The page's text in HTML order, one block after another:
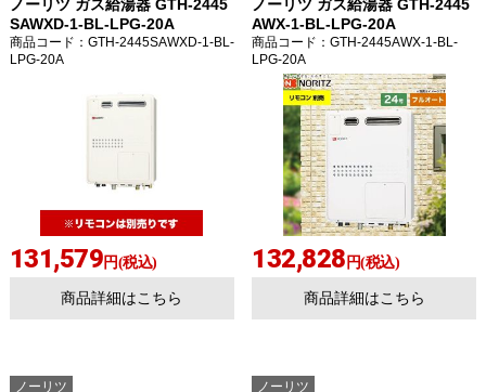
ノーリツ ガス給湯器 GTH-2445
SAWXD-1-BL-LPG-20A
商品コード ：GTH-2445SAWXD-1-BL-
LPG-20A
131,579円(税込)
商品詳細はこちら
ノーリツ ガス給湯器 GTH-2445
AWX-1-BL-LPG-20A
商品コード ：GTH-2445AWX-1-BL-
LPG-20A
132,828 円(税込)
商品詳細はこちら
ノーリツ ノーリツ